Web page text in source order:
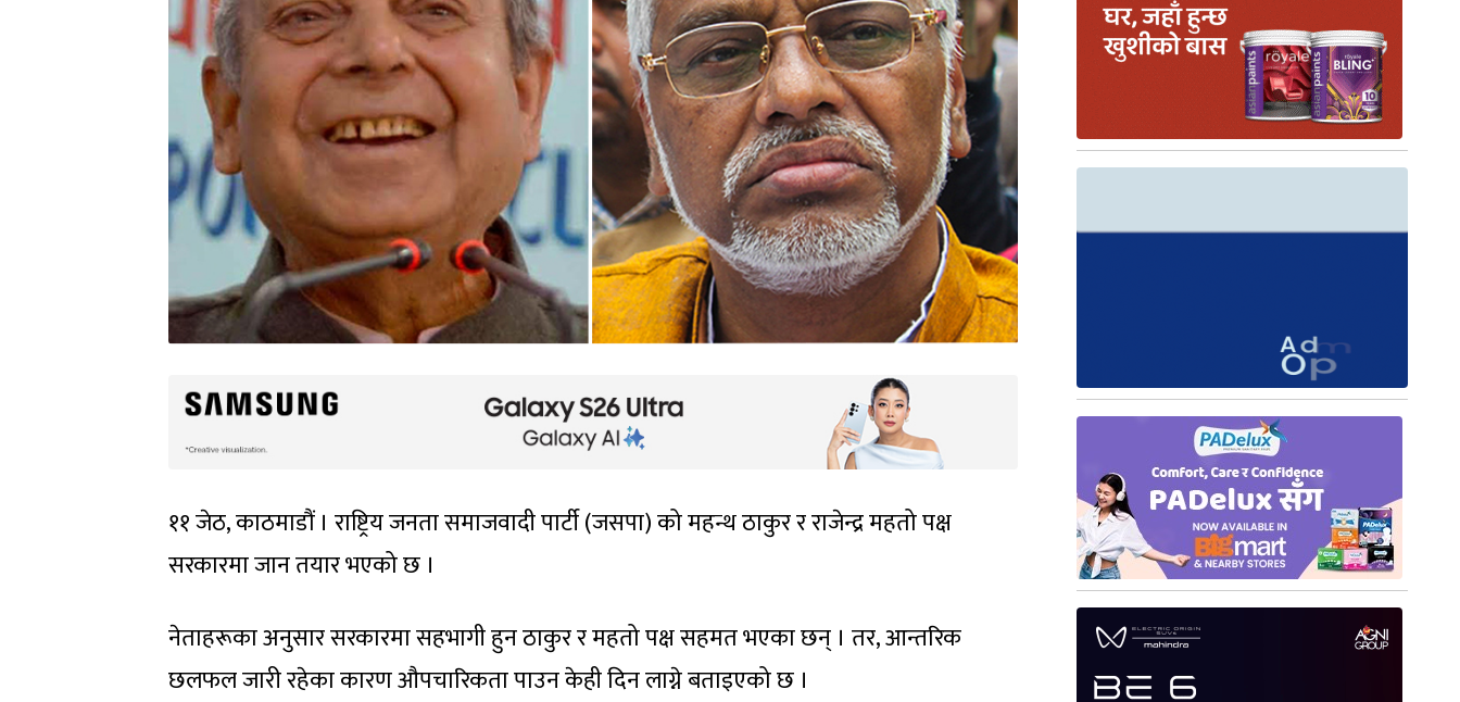
११ जेठ, काठमाडौं । राष्ट्रिय जनता समाजवादी पार्टी (जसपा) को महन्थ ठाकुर र राजेन्द्र महतो पक्ष
सरकारमा जान तयार भएको छ ।
नेताहरूका अनुसार सरकारमा सहभागी हुन ठाकुर र महतो पक्ष सहमत भएका छन् । तर, आन्तरिक
छलफल जारी रहेका कारण औपचारिकता पाउन केही दिन लाग्ने बताइएको छ ।